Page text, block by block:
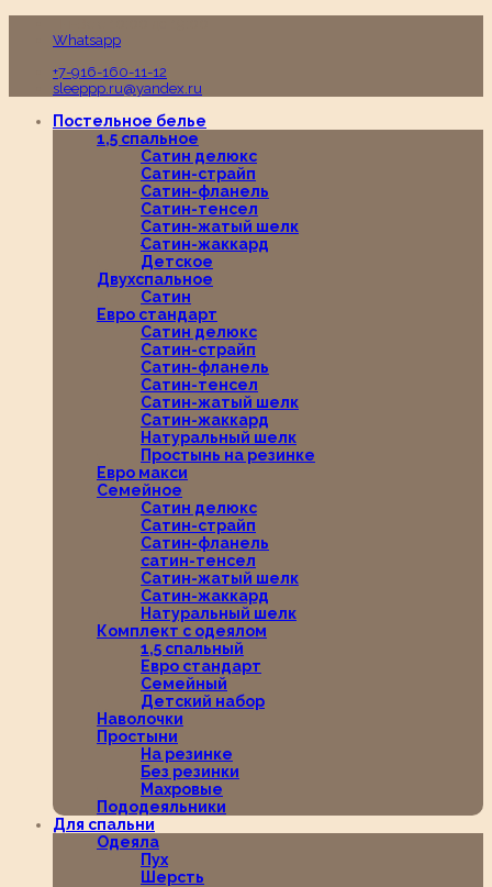
Whatsapp
+7-916-160-11-12
sleeppp.ru@yandex.ru
Постельное белье
1,5 спальное
Сатин делюкс
Сатин-страйп
Сатин-фланель
Сатин-тенсел
Сатин-жатый шелк
Сатин-жаккард
Детское
Двухспальное
Сатин
Евро стандарт
Сатин делюкс
Сатин-страйп
Сатин-фланель
Сатин-тенсел
Сатин-жатый шелк
Сатин-жаккард
Натуральный шелк
Простынь на резинке
Евро макси
Семейное
Сатин делюкс
Сатин-страйп
Сатин-фланель
сатин-тенсел
Сатин-жатый шелк
Сатин-жаккард
Натуральный шелк
Комплект с одеялом
1,5 спальный
Евро стандарт
Семейный
Детский набор
Наволочки
Простыни
На резинке
Без резинки
Махровые
Пододеяльники
Для спальни
Одеяла
Пух
Шерсть